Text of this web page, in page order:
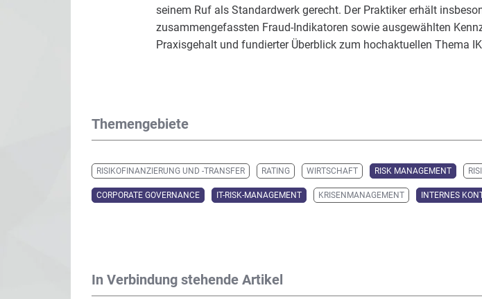
seinem Ruf als Standardwerk gerecht. Der Praktiker erhält
zusammengefassten Fraud-Indikatoren sowie ausgewählten
Praxisgehalt und fundierter Überblick zum hochaktuellen Thema
Themengebiete
RISIKOFINANZIERUNG UND -TRANSFER RATING WIRTSCHAFT RISK MANAGEMENT
CORPORATE GOVERNANCE IT-RISK-MANAGEMENT KRISENMANAGEMENT INTERNES
In Verbindung stehende Artikel